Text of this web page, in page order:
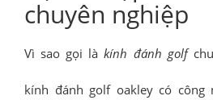
chuyên nghiệp
Vì sao gọi làkính đánh golf
kính đánh golf oakley có công